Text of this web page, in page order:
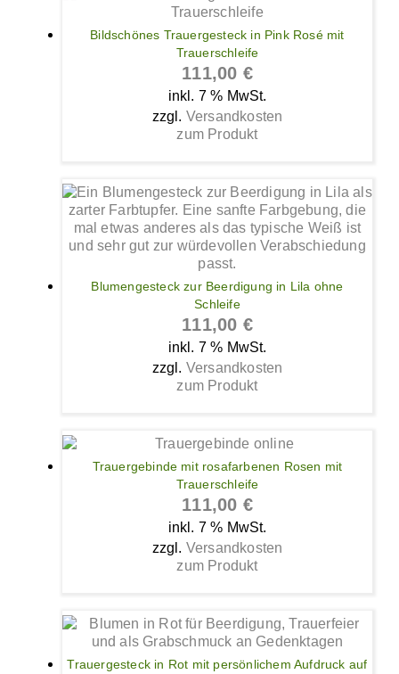
Bildschönes Trauergesteck in Pink Rosé mit
Trauerschleife
111,00 €
inkl. 7 % MwSt.
zzgl. Versandkosten
zum Produkt
Blumengesteck zur Beerdigung in Lila ohne
Schleife
111,00 €
inkl. 7 % MwSt.
zzgl. Versandkosten
zum Produkt
Trauergebinde mit rosafarbenen Rosen mit
Trauerschleife
111,00 €
inkl. 7 % MwSt.
zzgl. Versandkosten
zum Produkt
Trauergesteck in Rot mit persönlichem Aufdruck auf